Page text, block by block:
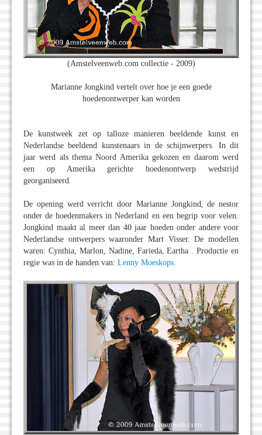
(Amstelveenweb.com collectie - 2009)
Marianne Jongkind vertelt over hoe je een goede
hoedenontwerper kan worden
De kunstweek zet op talloze manieren beeldende kunst en
Nederlandse beeldend kunstenaars in de schijnwerpers. In dit
jaar werd als thema Noord Amerika gekozen en daarom werd
een op Amerika gerichte hoedenontwerp wedstrijd
georganiseerd.
De opening werd verricht door Marianne Jongkind, de nestor
onder de hoedenmakers in Nederland en een begrip voor velen.
Jongkind maakt al meer dan 40 jaar hoeden onder andere voor
Nederlandse ontwerpers waaronder Mart Visser. De modellen
waren: Cynthia, Marlon, Nadine, Farieda, Eartha . Productie en
regie was in de handen van: Lenny Moeskops